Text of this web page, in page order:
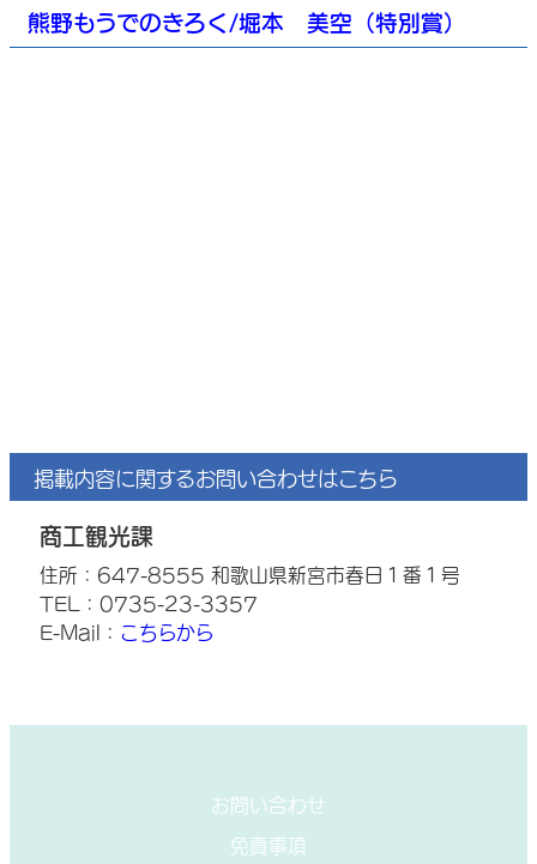
熊野もうでのきろく/堀本 美空（特別賞）
掲載内容に関するお問い合わせはこちら
商工観光課
住所：647-8555 和歌山県新宮市春日１番１号
TEL：0735-23-3357
こちらから
お問い合わせ